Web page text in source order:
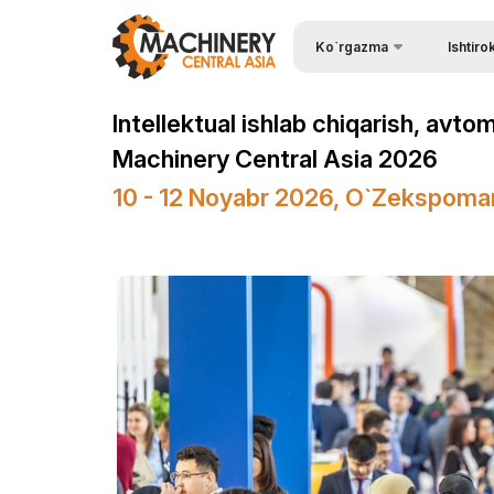
Ko`rgazma
Ko`rgazma haqida
Rasmiy Ko`mak
Ko`rgazmaning ish vaqti
ExpoDaily
Axborot ko`magi
Tadbirlar dasturi
Homiy
Stendlar
Logistika
ishtirok
Intellektual ishlab chiqarish,
Machinery Central Asia 2026
10 - 12 Noyabr 2026,